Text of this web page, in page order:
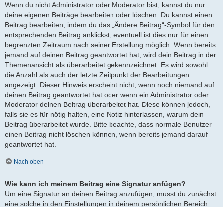
Wenn du nicht Administrator oder Moderator bist, kannst du nur
deine eigenen Beiträge bearbeiten oder löschen. Du kannst einen
Beitrag bearbeiten, indem du das „Ändere Beitrag“-Symbol für den
entsprechenden Beitrag anklickst; eventuell ist dies nur für einen
begrenzten Zeitraum nach seiner Erstellung möglich. Wenn bereits
jemand auf deinen Beitrag geantwortet hat, wird dein Beitrag in der
Themenansicht als überarbeitet gekennzeichnet. Es wird sowohl
die Anzahl als auch der letzte Zeitpunkt der Bearbeitungen
angezeigt. Dieser Hinweis erscheint nicht, wenn noch niemand auf
deinen Beitrag geantwortet hat oder wenn ein Administrator oder
Moderator deinen Beitrag überarbeitet hat. Diese können jedoch,
falls sie es für nötig halten, eine Notiz hinterlassen, warum dein
Beitrag überarbeitet wurde. Bitte beachte, dass normale Benutzer
einen Beitrag nicht löschen können, wenn bereits jemand darauf
geantwortet hat.
Nach oben
Wie kann ich meinem Beitrag eine Signatur anfügen?
Um eine Signatur an deinen Beitrag anzufügen, musst du zunächst
eine solche in den Einstellungen in deinem persönlichen Bereich